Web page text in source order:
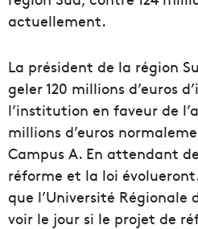
actuellement.
La président de la région
geler 120 millions d’euros
l’institution en faveur de
millions d’euros
Campus A. En attendant
réforme et la loi
que l’Université Régionale
voir le jour si le projet de